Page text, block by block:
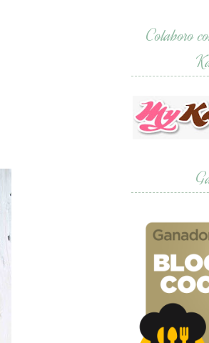
Colaboro